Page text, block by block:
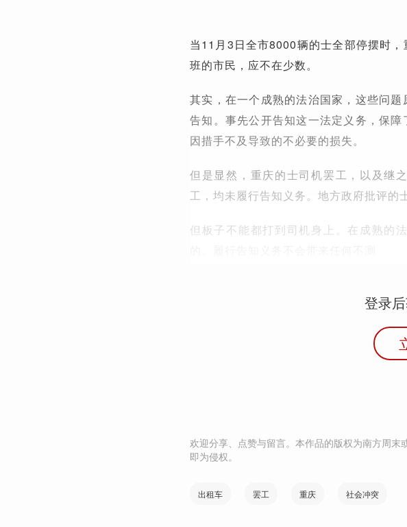
当11月3日全市8000辆的士全部停摆时
班的市民，应不在少数。
其实，在一个成熟的法治国家，这些问
告知。事先公开告知这一法定义务，保
因措手不及导致的不必要的损失。
但是显然，重庆的士司机罢工，以及继
工，均未履行告知义务。地方政府批评的
但板子不能都打到司机身上。在成熟的
登录
欢迎分享、点赞与留言。本作品的版权为南方周
即为侵权。
出租车 罢工 重庆 社会冲突